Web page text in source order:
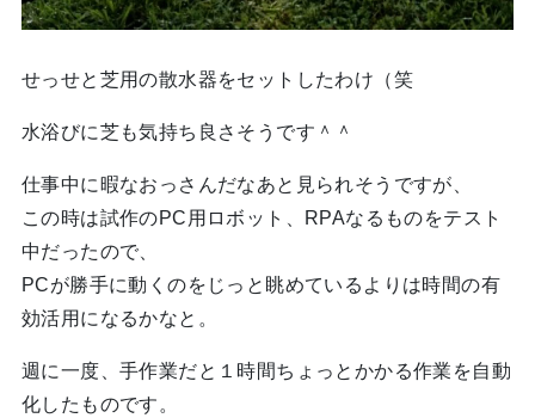
せっせと芝用の散水器をセットしたわけ（笑
水浴びに芝も気持ち良さそうです＾＾
仕事中に暇なおっさんだなあと見られそうですが、
この時は試作のPC用ロボット、RPAなるものをテスト
中だったので、
PCが勝手に動くのをじっと眺めているよりは時間の有
効活用になるかなと。
週に一度、手作業だと１時間ちょっとかかる作業を自動
化したものです。